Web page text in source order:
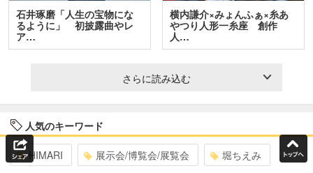
石井琢磨「人生の宝物にな
るように」 初披露曲やレ
ア…
横内謙介×みょんふぁ×糸あ
やつり人形一糸座 創作
人…
さらに読み込む
人気のキーワード
HIMARI 展示会/博覧会/展覧会 堀ちえみ